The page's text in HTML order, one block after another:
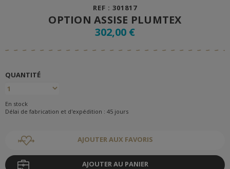
REF : 301817
OPTION ASSISE PLUMTEX
302,00 €
QUANTITÉ
En stock
Délai de fabrication et d'expédition : 45 jours
AJOUTER AUX FAVORIS
AJOUTER AU PANIER